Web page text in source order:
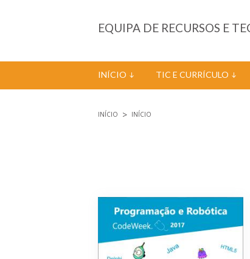
EQUIPA DE RECURSOS E
INÍCIO TIC E CURRÍCULO
INÍCIO INÍCIO
Páginas